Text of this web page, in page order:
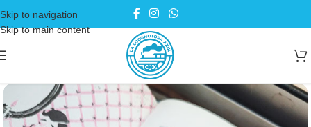
Skip to navigation
Skip to main content